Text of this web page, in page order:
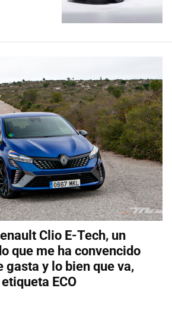
Clio E-Tech, un
que me ha convencido
gasta y lo bien que va,
ECO